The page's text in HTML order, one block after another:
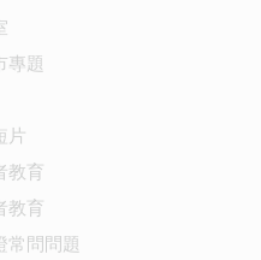
專題
片
教育
教育
常問問題